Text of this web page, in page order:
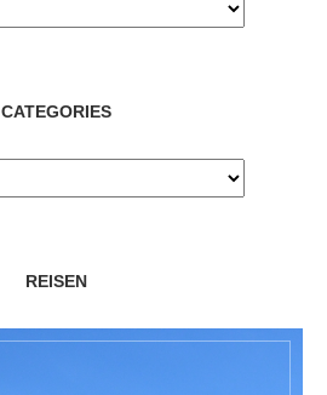
CATEGORIES
REISEN